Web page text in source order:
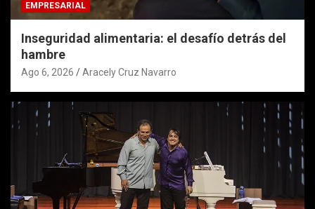
EMPRESARIAL
Inseguridad alimentaria: el desafío detrás del
hambre
Ago 6, 2026 Aracely Cruz Navarro